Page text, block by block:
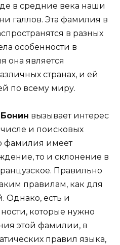
в средние века наши
галлов. Эта фамилия в
в разных
особенности в
она является
странах, и ей
по всему миру.
вызывает интерес
и поисковых
фамилия имеет
то и склонение в
Правильно
правилам, как для
Однако, есть и
которые нужно
этой фамилии, в
правил языка,